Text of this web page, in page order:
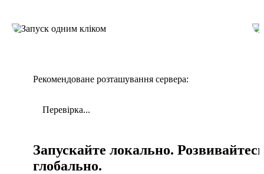
Рекомендоване розташування сервера:
Перевірка...
Запускайте локально.
глобально.